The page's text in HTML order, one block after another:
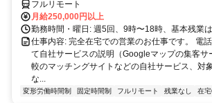
フルリモート
月給250,000円以上
勤務時間・曜日: 週5回、9時〜18時、基本残業
仕事内容: 完全在宅での営業のお仕事です。 電
て自社サービスの説明（Googleマップの集客サ
較のマッチングサイトなどの自社サービス、対
な...
変形労働時間制 固定時間制 フルリモート 残業なし 在